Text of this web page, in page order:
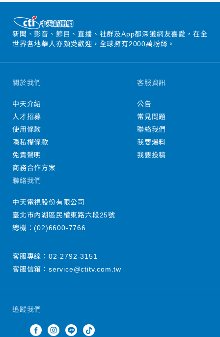
新聞、影音、節目、直播、社群及App都深獲網友喜愛，在全
世界各地華人亦頗受歡迎，全球擁有2000萬粉絲。
追蹤我們
關於我們
中天介紹
人才招募
使用條款
隱私權條款
免責聲明
商務合作方案
客服資訊
公告
常見問題
聯絡我們
我要爆料
我要投稿
聯絡我們
中天電視股份有限公司
臺北市內湖區民權東路六段25號
總機：(02)6600-7766
客服專線： 02-2792-3151
客服信箱： service@ctitv.com.tw